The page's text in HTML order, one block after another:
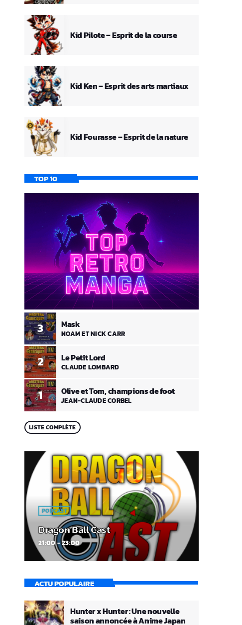
Kid Pilote – Esprit de la course
Kid Ken – Esprit des arts martiaux
Kid Fourasse – Esprit de la nature
TOP 10
1 Olive et Tom, champions de foot
JEAN-CLAUDE CORBEL
2 Le Petit Lord
CLAUDE LOMBARD
3 Mask
NOAM ET NICK CARR
LISTE COMPLÈTE
PODCAST
Dragon Ball Cast
21:00 - 23:00
ACTU POPULAIRE
Hunter x Hunter : Une nouvelle
saison annoncée à Anime Japan